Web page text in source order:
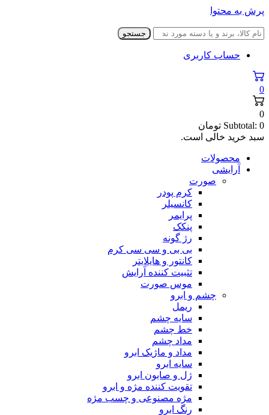
پرش به محتوا
جستجو
حساب کاربری
0
0
Subtotal: 0
تومان
سبد خرید خالی است.
محصولات
آرایشی
صورت
کرم پودر
کانسیلر
پرایمر
پنکک
رژ گونه
بی بی و سی سی کرم
کانتور و هایلایتر
تثبیت کننده آرایش
موس صورت
چشم و ابرو
ریمل
سایه چشم
خط چشم
مداد چشم
مداد و ماژیک ابرو
سایه ابرو
ژل و صابون ابرو
تقویت کننده مژه و ابرو
مژه مصنوعی و چسب مژه
رنگ ابرو